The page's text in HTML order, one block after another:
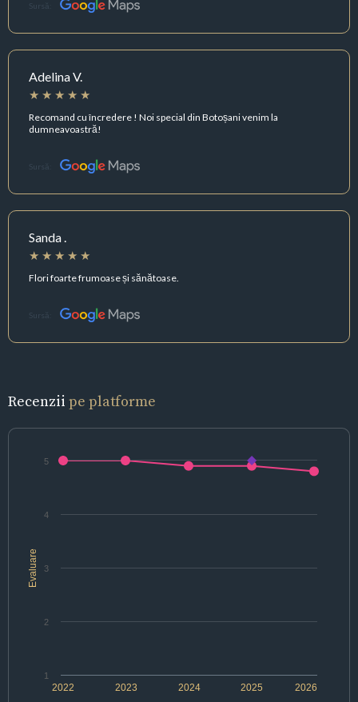
Sursă:
Adelina V.
Recomand cu încredere ! Noi special din Botoșani venim la
dumneavoastră!
Sursă:
Sanda .
Flori foarte frumoase și sănătoase.
Sursă:
Recenzii pe platforme
Evaluare
2022 2024 2026
2023 2025
1
2
3
4
5